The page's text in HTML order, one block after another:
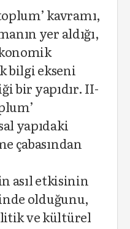
kavramı,
yer aldığı,
bilgi ekseni
bir yapıdır. II-
yapıdaki
çabasından
asıl etkisinin
olduğunu,
ve kültürel